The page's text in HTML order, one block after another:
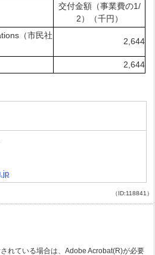
交付金額（事業費の1/
2）（千円）
（市民社
2,644
2,644
（ID:118841）
れている場合は、Adobe Acrobat(R)が必要